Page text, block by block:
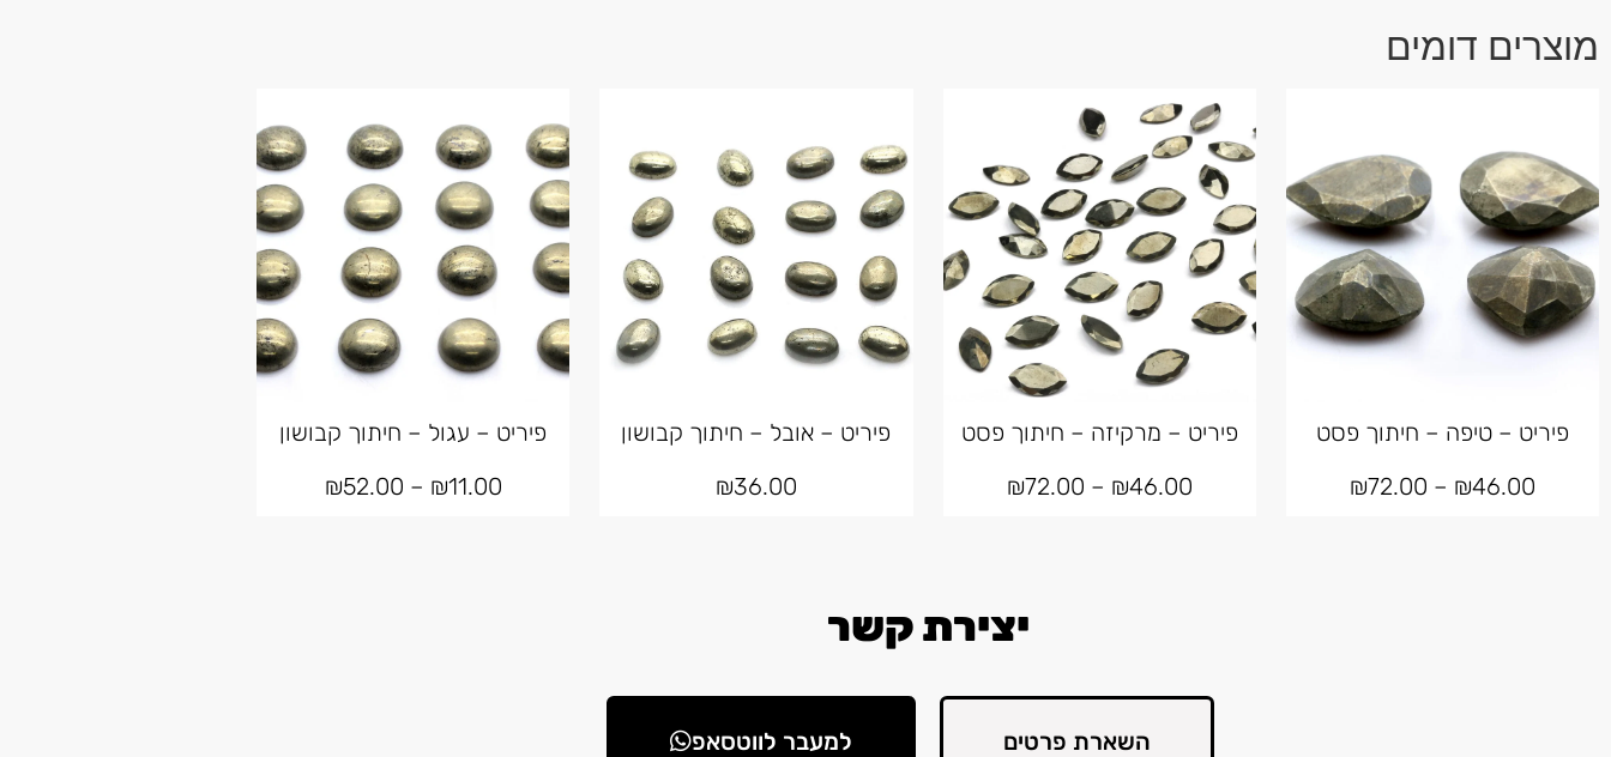
מוצרים דומים
פיריט – טיפה – חיתוך פסט
₪46.00
–
₪72.00
פיריט – מרקיזה – חיתוך פסט
₪46.00
–
₪72.00
פיריט – אובל – חיתוך קבושון
₪36.00
פיריט – עגול – חיתוך קבושון
₪11.00
–
₪52.00
יצירת קשר
השארת פרטים למעבר לווטסאפ